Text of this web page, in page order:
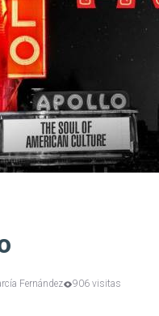
Fernández 906 visitas